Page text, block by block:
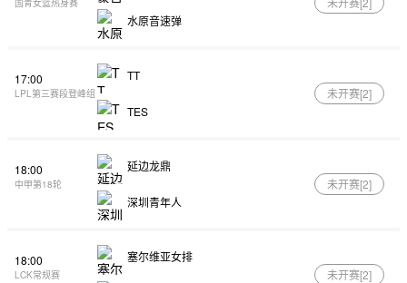
国青女篮热身赛
水原音速弹
17:00
LPL第三赛段登峰组
TT
TES
未开赛[2]
18:00
中甲第18轮
延边龙鼎
深圳青年人
未开赛[2]
18:00
LCK常规赛
塞尔维亚女排
未开赛[2]